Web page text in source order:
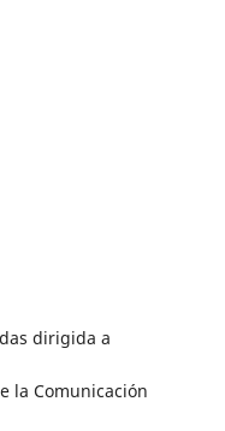
dirigida a
la Comunicación